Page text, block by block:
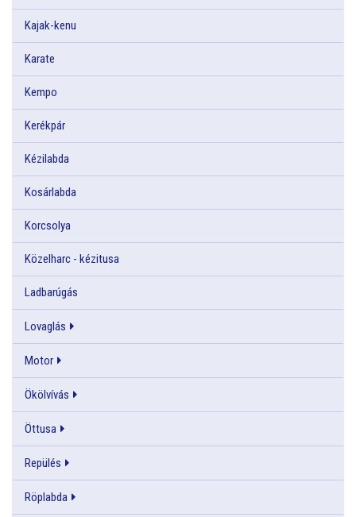
Kajak-kenu
Karate
Kempo
Kerékpár
Kézilabda
Kosárlabda
Korcsolya
Közelharc - kézitusa
Ladbarúgás
Lovaglás
Motor
Ökölvívás
Öttusa
Repülés
Röplabda